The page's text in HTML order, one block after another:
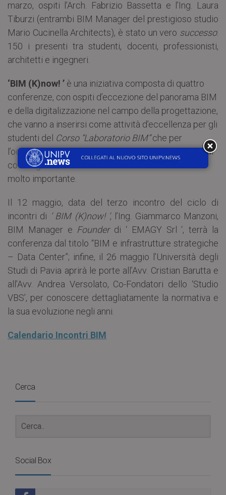
marzo, ospiti l’Arch. Fabrizio Bassetta e l’Ing. Laura
Tiburzi (entrambi BIM Manager del prestigioso studio
Mario Cucinella Architects), è stato un vero successo:
150 i presenti tra studenti, docenti, professionisti,
architetti e ingegneri.
‘BIM (K)now! ’ è una iniziativa composta di quattro
conferenze, con ospiti d’eccezione del panorama BIM
e della digitalizzazione nel campo della progettazione,
che vanno a inserirsi come attività d’eccellenza per gli
studenti del Corso “Laboratorio BIM”che per
l’occasione apre le porte al pubblico con l’obiettivo di
coinvolgere e fare rete sensibilizzando su un tema
molto importante.
Il 12 maggio, data del terzo incontro del ciclo di
incontri di ‘ BIM (K)now! ’ , l’Ing. Giammarco Manzoni,
BIM Manager e Founderdi ‘ EMAGY Srl ‘, terrà la
conferenza dal titolo “BIM e infrastrutture strategiche
– Data Center”; infine, il 26 maggio l’Università degli
Studi di Pavia aprirà le porte all’Avv. Cristian Barutta e
all’Avv. Andrea Versolato, Co-Fondatori dello ‘Studio
VBS’, per conoscere dettagliatamente la normativa e
la sua evoluzione negli anni.
Calendario Incontri BIM
Cerca
Social Box